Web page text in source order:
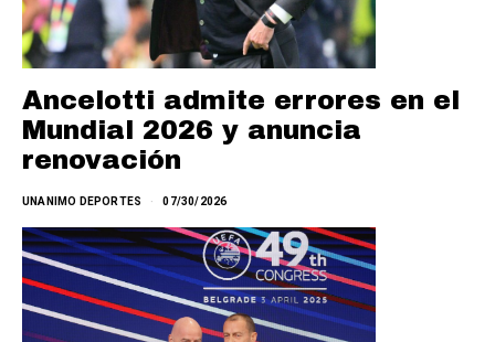
Ancelotti admite errores en el
Mundial 2026 y anuncia
renovación
UNANIMO DEPORTES 07/30/2026